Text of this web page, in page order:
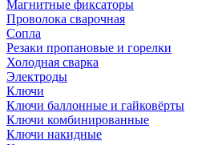
Магнитные фиксаторы
Проволока сварочная
Сопла
Резаки пропановые и горелки
Холодная сварка
Электроды
Ключи
Ключи баллонные и гайковёрты
Ключи комбинированные
Ключи накидные